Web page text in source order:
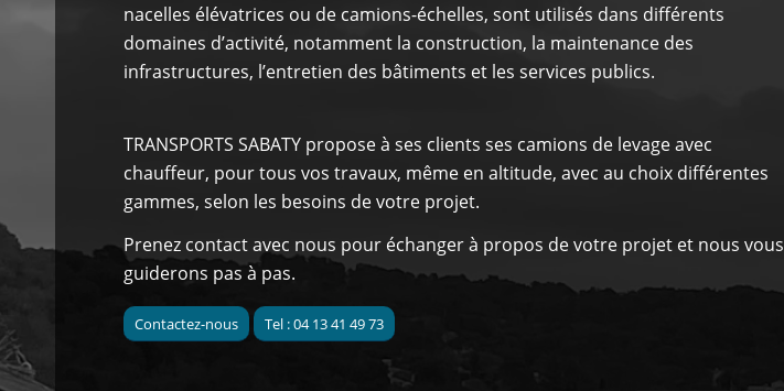
nacelles élévatrices ou de camions-échelles, sont utilisés dans différents
domaines d’activité, notamment la construction, la maintenance des
infrastructures, l’entretien des bâtiments et les services publics.
TRANSPORTS SABATY propose à ses clients ses camions de levage avec
chauffeur, pour tous vos travaux, même en altitude, avec au choix différentes
gammes, selon les besoins de votre projet.
Prenez contact avec nous pour échanger à propos de votre projet et nous vous
guiderons pas à pas.
Contactez-nous Tel : 04 13 41 49 73